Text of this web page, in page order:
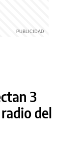
3
del